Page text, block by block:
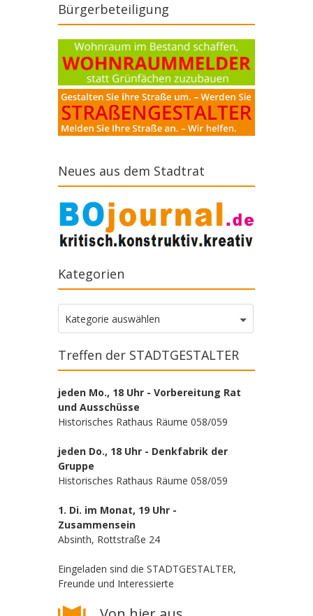
Bürgerbeteiligung
Neues aus dem Stadtrat
Kategorien
Kategorien
Kategorie auswählen
Treffen der STADTGESTALTER
jeden Mo., 18 Uhr - Vorbereitung Rat
und Ausschüsse
Historisches Rathaus Räume 058/059
jeden Do., 18 Uhr - Denkfabrik der
Gruppe
Historisches Rathaus Räume 058/059
1. Di. im Monat, 19 Uhr -
Zusammensein
Absinth, Rottstraße 24
Eingeladen sind die STADTGESTALTER,
Freunde und Interessierte